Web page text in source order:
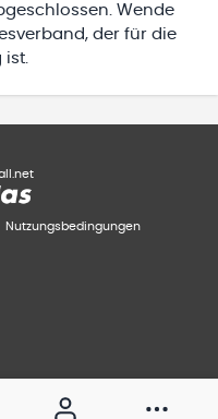
Wende
der für die
Nutzungsbedingungen